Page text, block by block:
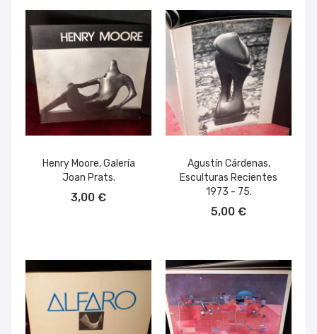
Henry Moore, Galería
Joan Prats.
3,00 €
Agustín Cárdenas,
Esculturas Recientes
1973 - 75.
5,00 €